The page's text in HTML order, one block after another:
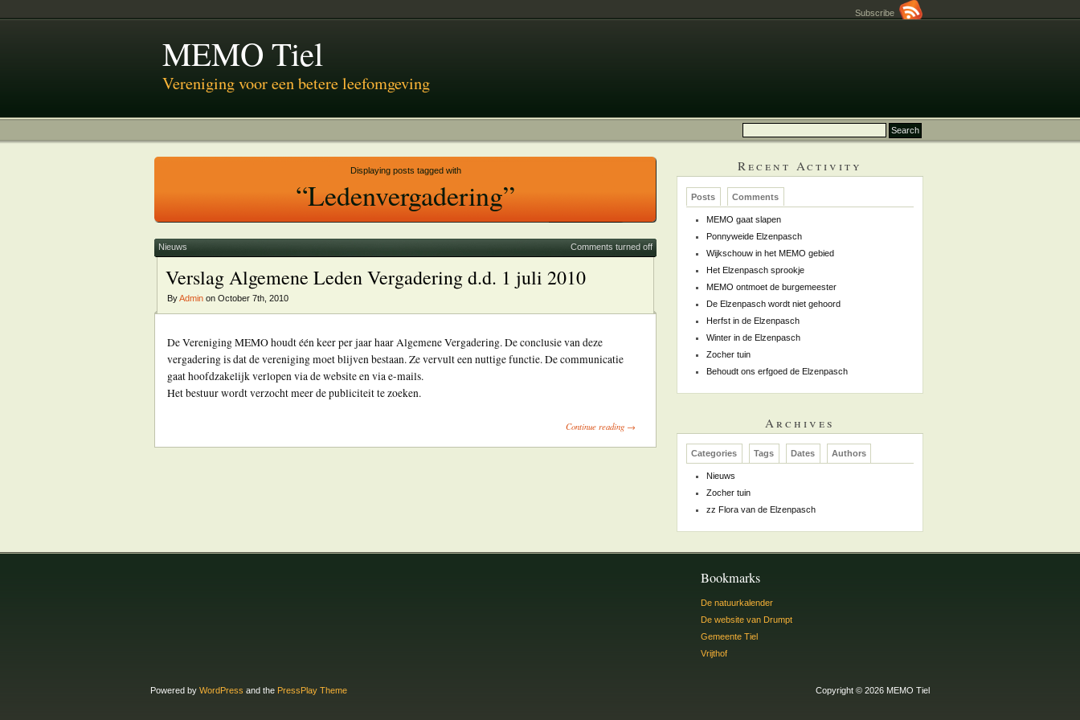
Subscribe
MEMO Tiel
Vereniging voor een betere leefomgeving
Displaying posts tagged with
“Ledenvergadering”
Nieuws Comments turned off
Verslag Algemene Leden Vergadering d.d. 1 juli 2010
ByAdmin on October 7th, 2010
De Vereniging MEMO houdt één keer per jaar haar Algemene Vergadering. De conclusie van deze
vergadering is dat de vereniging moet blijven bestaan. Ze vervult een nuttige functie. De communicatie
gaat hoofdzakelijk verlopen via de website en via e-mails.
Het bestuur wordt verzocht meer de publiciteit te zoeken.
Continue reading →
Recent Activity
Posts Comments
MEMO gaat slapen
Ponnyweide Elzenpasch
Wijkschouw in het MEMO gebied
Het Elzenpasch sprookje
MEMO ontmoet de burgemeester
De Elzenpasch wordt niet gehoord
Herfst in de Elzenpasch
Winter in de Elzenpasch
Zocher tuin
Behoudt ons erfgoed de Elzenpasch
Archives
Categories Tags Dates Authors
Nieuws
Zocher tuin
zz Flora van de Elzenpasch
Bookmarks
De natuurkalender
De website van Drumpt
Gemeente Tiel
Vrijthof
Powered by WordPress and the PressPlay Theme Copyright © 2026 MEMO Tiel